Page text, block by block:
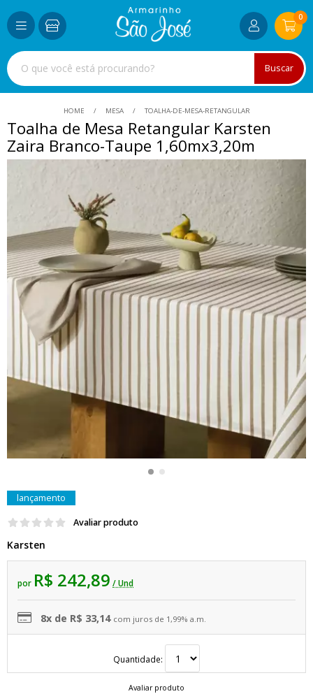
Buscar
0
HOME MESA TOALHA-DE-MESA-RETANGULAR
Toalha de Mesa Retangular Karsten
Zaira Branco-Taupe 1,60mx3,20m
lançamento
Avaliar produto
Karsten
por R$ 242,89 / Und
8x de R$ 33,14 com juros de 1,99% a.m.
Quantidade:
Avaliar produto